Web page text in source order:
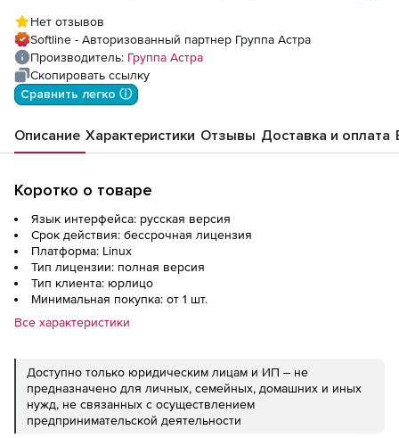
на срок действия искл-го права, с
вкл.обновлениями Тип 1 на 12 мес. (для
образовательных организаций и
библиотек)
Нет отзывов
Softline - Авторизованный партнер Группа Астра
Производитель: Группа Астра
Скопировать ссылку
Сравнить легко ⓘ
Описание Характеристики Отзывы Доставка и оплата
Коротко о товаре
Язык интерфейса: русская версия
Срок действия: бессрочная лицензия
Платформа: Linux
Тип лицензии: полная версия
Тип клиента: юрлицо
Минимальная покупка: от 1 шт.
Все характеристики
Доступно только юридическим лицам и ИП – не
предназначено для личных, семейных, домашних и иных
нужд, не связанных с осуществлением
предпринимательской деятельности